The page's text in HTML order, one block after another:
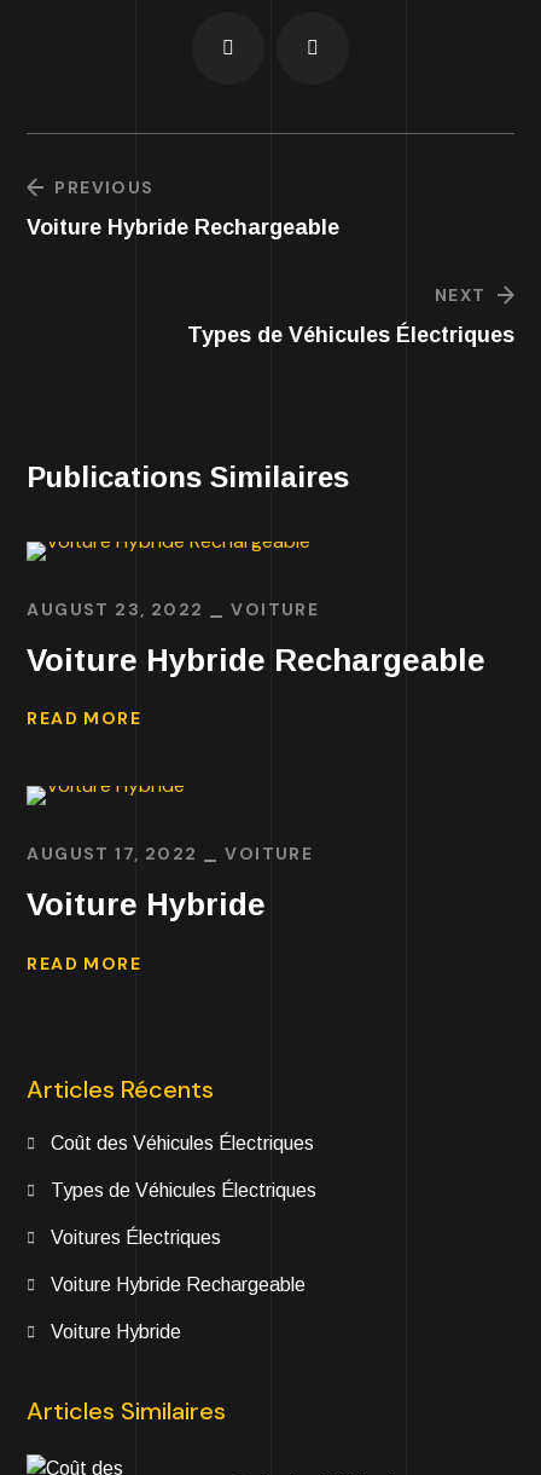
PREVIOUS
Voiture Hybride Rechargeable
NEXT
Types de Véhicules Électriques
Publications Similaires
AUGUST 23, 2022 VOITURE
Voiture Hybride Rechargeable
READ MORE
AUGUST 17, 2022 VOITURE
Voiture Hybride
READ MORE
Articles Récents
Coût des Véhicules Électriques
Types de Véhicules Électriques
Voitures Électriques
Voiture Hybride Rechargeable
Voiture Hybride
Articles Similaires